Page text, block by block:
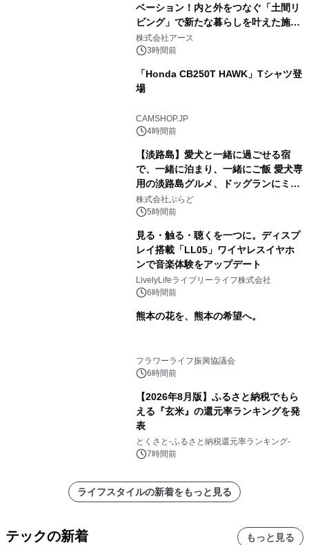
ベーション！内と外をつなぐ「土間リ
ビング」で新たな暮らしを叶えた施工
事例を株式会社アースが公開
株式会社アース
3時間前
「Honda CB250T HAWK」Tシャツ登
場
CAMSHOP.JP
4時間前
【淡路島】愛犬と一緒に過ごせる宿
で、一緒に泊まり、一緒にご飯 愛犬専
用の淡路島グルメ、ドッグランにミニ
プール グランピングとトレーラーハウ
スの2施設で
株式会社ぷらど
5時間前
見る・触る・聴くを一つに。ディスプ
レイ搭載「LL05」ワイヤレスイヤホ
ンで音楽体験をアップデート
LivelyLifeライブリーライフ株式会社
6時間前
熊本の花を、熊本の希望へ。
フラワーライフ振興協議会
6時間前
【2026年8月版】ふるさと納税でもら
える『玄米』の還元率ランキングを発
表
とくさと-ふるさと納税還元率ランキング-
7時間前
ライフスタイルの新着をもっと見る
テックの新着 もっと見る